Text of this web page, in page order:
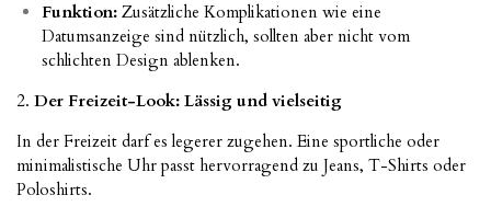
Funktion:Zusätzliche Komplikationen wie eine
Datumsanzeige sind nützlich, sollten aber nicht vom
schlichten Design ablenken.
2. Der Freizeit-Look: Lässig und vielseitig
In der Freizeit darf es legerer zugehen. Eine sportliche oder
minimalistische Uhr passt hervorragend zu Jeans, T-Shirts oder
Poloshirts.